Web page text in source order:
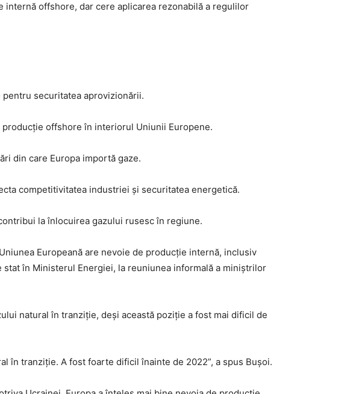
offshore, dar cere aplicarea rezonabilă a regulilor
securitatea aprovizionării.
offshore în interiorul Uniunii Europene.
din care Europa importă gaze.
competitivitatea industriei și securitatea energetică.
la înlocuirea gazului rusesc în regiune.
Europeană are nevoie de producție internă, inclusiv
în Ministerul Energiei, la reuniunea informală a miniștrilor
natural în tranziție, deși această poziție a fost mai dificil de
în tranziție. A fost foarte dificil înainte de 2022”, a spus Bușoi.